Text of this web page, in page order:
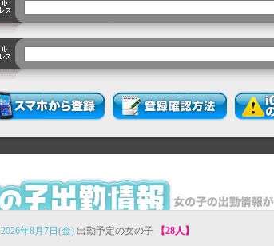
2026年8月7日(金) 出勤予定の女の子 【28人】